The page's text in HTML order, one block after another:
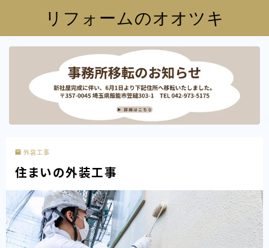
リフォームのオオツキ
外装工事
住まいの外装工事